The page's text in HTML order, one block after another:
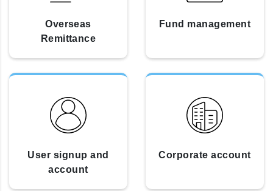
Overseas
Remittance
Fund management
User signup and
account
Corporate account